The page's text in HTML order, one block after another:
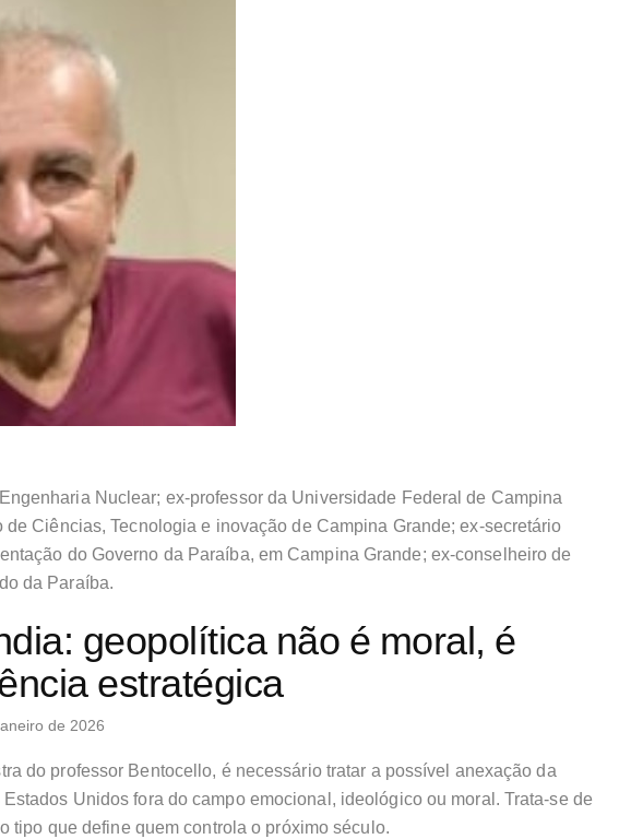
Nuclear; ex-professor da Universidade Federal de Campina
de Ciências, Tecnologia e inovação de Campina Grande; ex-secretário
do Governo da Paraíba, em Campina Grande; ex-conselheiro de
da Paraíba.
geopolítica não é moral, é
estratégica
de 2026
do professor Bentocello, é necessário tratar a possível anexação da
Unidos fora do campo emocional, ideológico ou moral. Trata-se de
tipo que define quem controla o próximo século.